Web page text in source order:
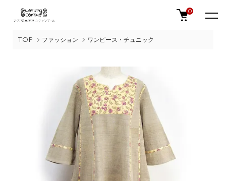
0
TOP ファッション ワンピース・チュニック